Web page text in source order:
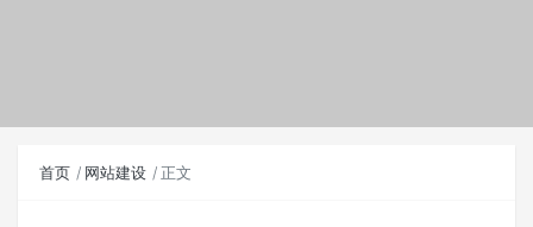
首页 网站建设 正文